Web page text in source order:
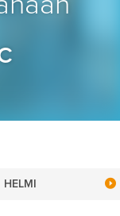
HELMI